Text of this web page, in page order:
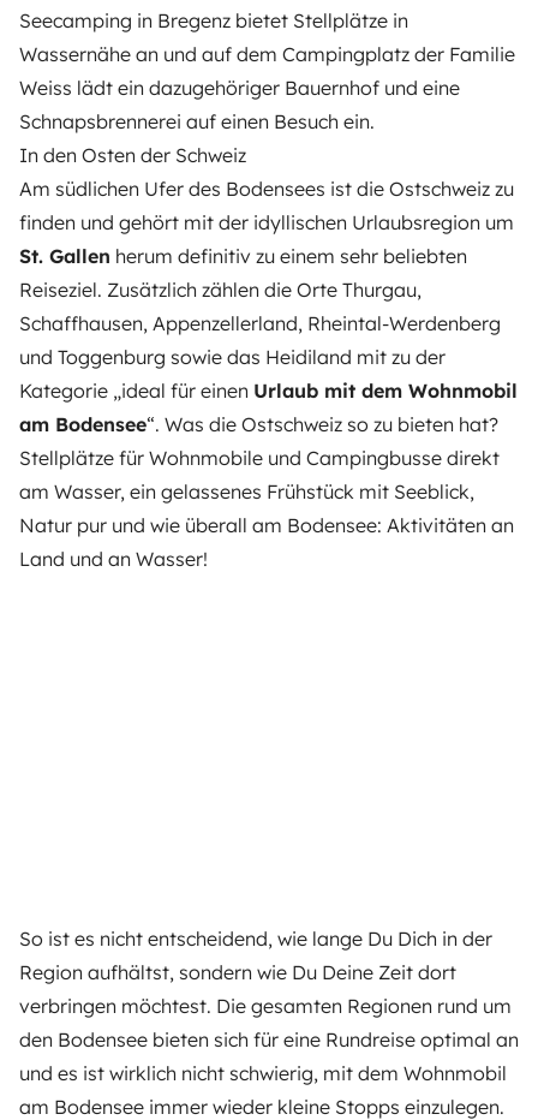
Seecamping in Bregenz bietet Stellplätze in
Wassernähe an und auf dem Campingplatz der Familie
Weiss lädt ein dazugehöriger Bauernhof und eine
Schnapsbrennerei auf einen Besuch ein.
In den Osten der Schweiz
Am südlichen Ufer des Bodensees ist die Ostschweiz zu
finden und gehört mit der idyllischen Urlaubsregion um
St. Gallen herum definitiv zu einem sehr beliebten
Reiseziel. Zusätzlich zählen die Orte Thurgau,
Schaffhausen, Appenzellerland, Rheintal-Werdenberg
und Toggenburg sowie das Heidiland mit zu der
Kategorie „ideal für einen Urlaub mit dem Wohnmobil
am Bodensee“. Was die Ostschweiz so zu bieten hat?
Stellplätze für Wohnmobile und Campingbusse direkt
am Wasser, ein gelassenes Frühstück mit Seeblick,
Natur pur und wie überall am Bodensee: Aktivitäten an
Land und an Wasser!
So ist es nicht entscheidend, wie lange Du Dich in der
Region aufhältst, sondern wie Du Deine Zeit dort
verbringen möchtest. Die gesamten Regionen rund um
den Bodensee bieten sich für eine Rundreise optimal an
und es ist wirklich nicht schwierig, mit dem Wohnmobil
am Bodensee immer wieder kleine Stopps einzulegen.